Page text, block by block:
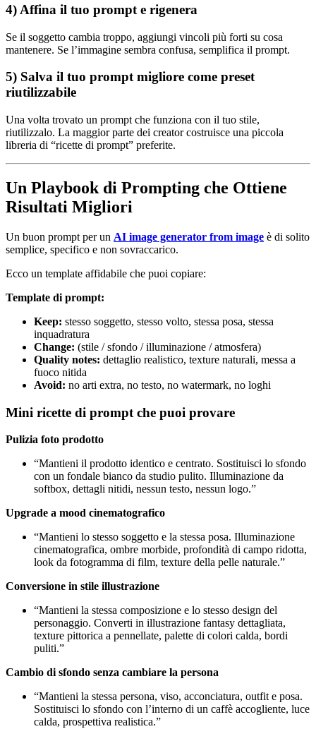
4) Affina il tuo prompt e rigenera
Se il soggetto cambia troppo, aggiungi vincoli più forti su cosa
mantenere. Se l’immagine sembra confusa, semplifica il prompt.
5) Salva il tuo prompt migliore come preset
riutilizzabile
Una volta trovato un prompt che funziona con il tuo stile,
riutilizzalo. La maggior parte dei creator costruisce una piccola
libreria di “ricette di prompt” preferite.
Un Playbook di Prompting che Ottiene
Risultati Migliori
Un buon prompt per un AI image generator from image è di solito
semplice, specifico e non sovraccarico.
Ecco un template affidabile che puoi copiare:
Template di prompt:
Keep: stesso soggetto, stesso volto, stessa posa, stessa
inquadratura
Change: (stile / sfondo / illuminazione / atmosfera)
Quality notes: dettaglio realistico, texture naturali, messa a
fuoco nitida
Avoid: no arti extra, no testo, no watermark, no loghi
Mini ricette di prompt che puoi provare
Pulizia foto prodotto
“Mantieni il prodotto identico e centrato. Sostituisci lo sfondo
con un fondale bianco da studio pulito. Illuminazione da
softbox, dettagli nitidi, nessun testo, nessun logo.”
Upgrade a mood cinematografico
“Mantieni lo stesso soggetto e la stessa posa. Illuminazione
cinematografica, ombre morbide, profondità di campo ridotta,
look da fotogramma di film, texture della pelle naturale.”
Conversione in stile illustrazione
“Mantieni la stessa composizione e lo stesso design del
personaggio. Converti in illustrazione fantasy dettagliata,
texture pittorica a pennellate, palette di colori calda, bordi
puliti.”
Cambio di sfondo senza cambiare la persona
“Mantieni la stessa persona, viso, acconciatura, outfit e posa.
Sostituisci lo sfondo con l’interno di un caffè accogliente, luce
calda, prospettiva realistica.”